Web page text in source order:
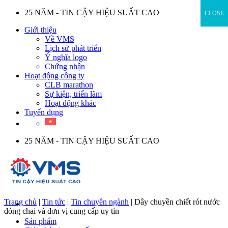
Skip
content
25 NĂM - TIN CẬY HIỆU SUẤT CAO
Giới thiệu
Về VMS
Lịch sử phát triển
Ý nghĩa logo
Chứng nhận
Hoạt động công ty
CLB marathon
Sự kiện, triển lãm
Hoạt động khác
Tuyển dụng
25 NĂM - TIN CẬY HIỆU SUẤT CAO
Sản phẩm
Trang chủ | Tin tức | Tin chuyên ngành | Dây chuyền chiết rót nước
đóng chai và đơn vị cung cấp uy tín
CLOSE